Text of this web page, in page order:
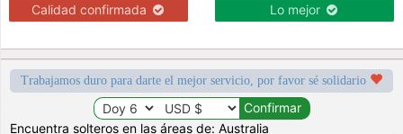
Calidad confirmada Lo mejor
Trabajamos duro para darte el mejor servicio, por favor sé solidario
Encuentra solteros en las áreas de: Australia